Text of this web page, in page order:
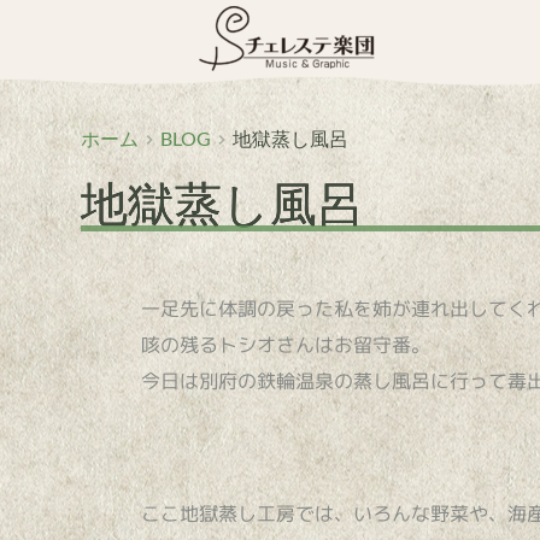
ン
ツ
へ
ス
キ
ッ
プ
ホーム BLOG 地獄蒸し風呂
地獄蒸し風呂
一足先に体調の戻った私を姉が連れ出してく
咳の残るトシオさんはお留守番。
今日は別府の鉄輪温泉の蒸し風呂に行って毒
ここ地獄蒸し工房では、いろんな野菜や、